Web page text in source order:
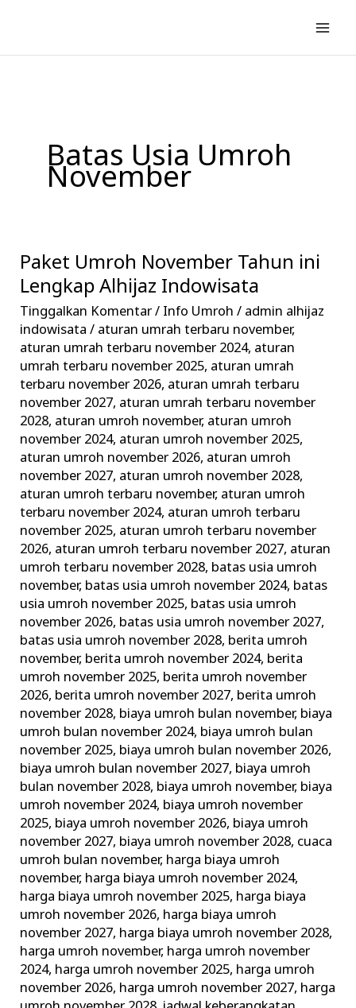
konten
Batas Usia Umroh
November
Paket Umroh November Tahun ini
Lengkap Alhijaz Indowisata
Tinggalkan Komentar/ Info Umroh / admin alhijaz
indowisata/ aturan umrah terbaru november,
aturan umrah terbaru november 2024, aturan
umrah terbaru november 2025, aturan umrah
terbaru november 2026, aturan umrah terbaru
november 2027, aturan umrah terbaru november
2028, aturan umroh november, aturan umroh
november 2024, aturan umroh november 2025,
aturan umroh november 2026, aturan umroh
november 2027, aturan umroh november 2028,
aturan umroh terbaru november, aturan umroh
terbaru november 2024, aturan umroh terbaru
november 2025, aturan umroh terbaru november
2026, aturan umroh terbaru november 2027, aturan
umroh terbaru november 2028, batas usia umroh
november, batas usia umroh november 2024, batas
usia umroh november 2025, batas usia umroh
november 2026, batas usia umroh november 2027,
batas usia umroh november 2028, berita umroh
november, berita umroh november 2024, berita
umroh november 2025, berita umroh november
2026, berita umroh november 2027, berita umroh
november 2028, biaya umroh bulan november, biaya
umroh bulan november 2024, biaya umroh bulan
november 2025, biaya umroh bulan november 2026,
biaya umroh bulan november 2027, biaya umroh
bulan november 2028, biaya umroh november, biaya
umroh november 2024, biaya umroh november
2025, biaya umroh november 2026, biaya umroh
november 2027, biaya umroh november 2028, cuaca
umroh bulan november, harga biaya umroh
november, harga biaya umroh november 2024,
harga biaya umroh november 2025, harga biaya
umroh november 2026, harga biaya umroh
november 2027, harga biaya umroh november 2028,
harga umroh november, harga umroh november
2024, harga umroh november 2025, harga umroh
november 2026, harga umroh november 2027, harga
Paket
Umroh
November
Tahun
ini
Lengkap
Alhijaz
Indowisata